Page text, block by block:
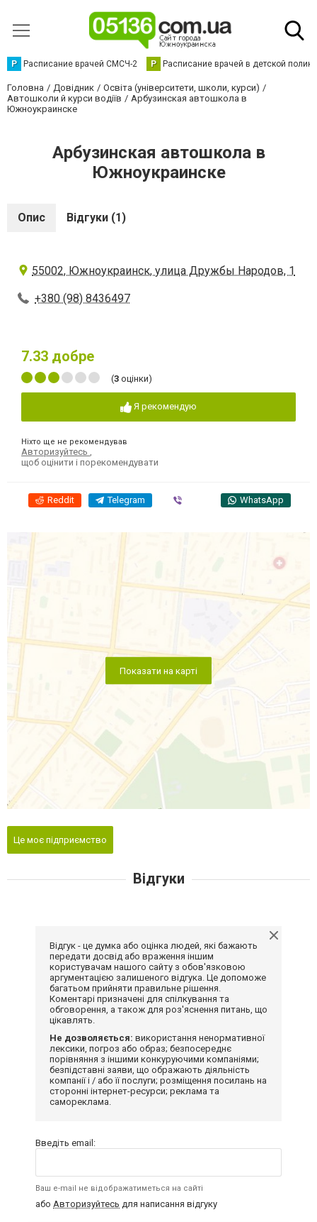
Р Расписание врачей СМСЧ-2 Р Расписание врачей в детской
Головна Довідник
Освіта (університети, школи, курси)
Автошколи й курси водіїв
Арбузинская автошкола в
Южноукраинске
Арбузинская автошкола в
Южноукраинске
Опис Відгуки (1)
55002, Южноукраинск, улица Дружбы Народов, 1
+380 (98) 8436497
7.33 добре
(3 оцінки)
Я рекомендую
Ніхто ще не рекомендував
Авторизуйтесь
щоб оцінити і порекомендувати
Reddit Telegram WhatsApp
Показати на карті
Це моє підприємство
Відгуки
Відгук - це думка або оцінка людей, які бажають
передати досвід або враження іншим
користувачам нашого сайту з обов'язковою
аргументацією залишеного відгука. Це допоможе
багатьом прийняти правильне рішення.
Коментарі призначені для спілкування та
обговорення, а також для роз'яснення питань, що
цікавлять.
Не дозволяється: використання ненормативної
лексики, погроз або образ; безпосереднє
порівняння з іншими конкуруючими компаніями;
безпідставні заяви, що ображають діяльність
компанії і / або її послуги; розміщення посилань на
сторонні інтернет-ресурси; реклама та
самореклама.
Введіть email:
Ваш e-mail не відображатиметься на сайті
або Авторизуйтесь для написання відгуку